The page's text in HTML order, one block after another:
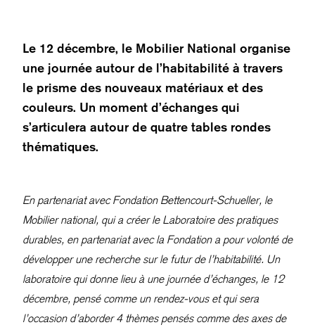
Le 12 décembre, le Mobilier National organise
une journée autour de l’habitabilité à travers
le prisme des nouveaux matériaux et des
couleurs. Un moment d’échanges qui
s’articulera autour de quatre tables rondes
thématiques.
En partenariat avec Fondation Bettencourt-Schueller, le
Mobilier national, qui a créer le Laboratoire des pratiques
durables, en partenariat avec la Fondation a pour volonté de
développer une recherche sur le futur de l’habitabilité. Un
laboratoire qui donne lieu à une journée d’échanges, le 12
décembre, pensé comme un rendez-vous et qui sera
l’occasion d’aborder 4 thèmes pensés comme des axes de